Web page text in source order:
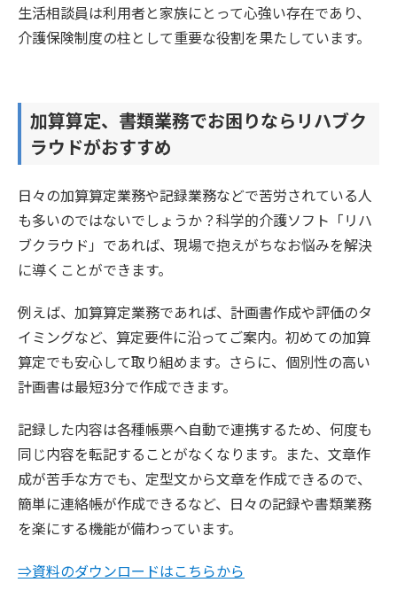
生活相談員は利用者と家族にとって心強い存在であり、
介護保険制度の柱として重要な役割を果たしています。
加算算定、書類業務でお困りならリハブク
ラウドがおすすめ
日々の加算算定業務や記録業務などで苦労されている人
も多いのではないでしょうか？科学的介護ソフト「リハ
ブクラウド」であれば、現場で抱えがちなお悩みを解決
に導くことができます。
例えば、加算算定業務であれば、計画書作成や評価のタ
イミングなど、算定要件に沿ってご案内。初めての加算
算定でも安心して取り組めます。さらに、個別性の高い
計画書は最短3分で作成できます。
記録した内容は各種帳票へ自動で連携するため、何度も
同じ内容を転記することがなくなります。また、文章作
成が苦手な方でも、定型文から文章を作成できるので、
簡単に連絡帳が作成できるなど、日々の記録や書類業務
を楽にする機能が備わっています。
⇒資料のダウンロードはこちらから